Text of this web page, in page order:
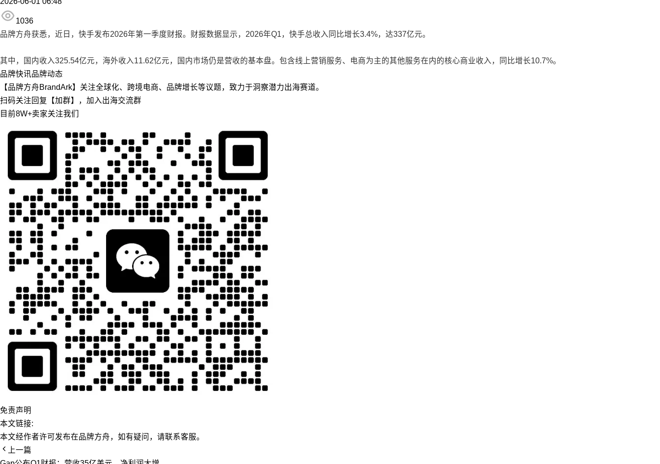
1036
品牌方舟获悉，近日，快手发布2026年第一季度财报。 财报数据显示，2026年Q1，快手总收入同比增长3.4%，达337亿元。
其中，国内收入325.54亿元，海外收入11.62亿元，国内市场仍是营收的基本盘。包含线上营销服务、电商为主的其他服务在内的核心商业收入，同比增长10.7%。
品牌快讯品牌动态
【品牌方舟BrandArk】关注全球化、跨境电商、品牌增长等议题，致力于洞察潜力出海赛道。
扫码关注回复【加群】，加入出海交流群
目前8W+卖家关注我们
免责声明
本文链接:
本文经作者许可发布在品牌方舟，如有疑问，请联系客服。
上一篇